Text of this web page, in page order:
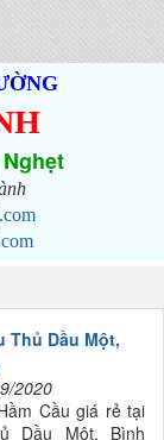
Thủ Dầu Một,
2020
Cầu giá rẻ tại
Dầu Một, Bình